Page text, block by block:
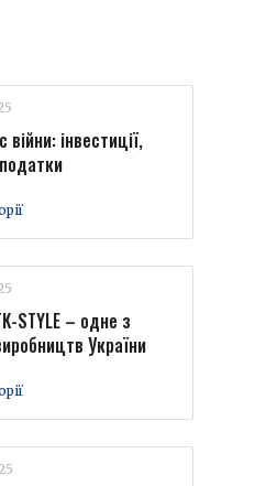
інвестиції,
STYLE – одне з
України